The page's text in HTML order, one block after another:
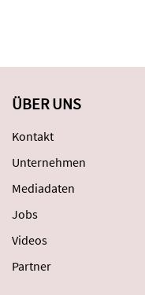
ÜBER UNS
Kontakt
Unternehmen
Mediadaten
Jobs
Videos
Partner